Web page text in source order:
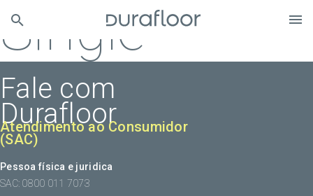
Single
Fale com
Durafloor
Atendimento ao Consumidor
(SAC)
Pessoa física e juridica
SAC: 0800 011 7073